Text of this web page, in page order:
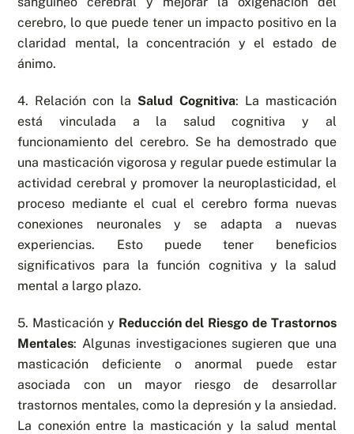
cerebro, lo que puede tener un impacto positivo en la
claridad mental, la concentración y el estado de
ánimo.
4. Relación con la Salud Cognitiva: La masticación
está vinculada a la salud cognitiva y al
funcionamiento del cerebro. Se ha demostrado que
una masticación vigorosa y regular puede estimular la
actividad cerebral y promover la neuroplasticidad, el
proceso mediante el cual el cerebro forma nuevas
conexiones neuronales y se adapta a nuevas
experiencias. Esto puede tener beneficios
significativos para la función cognitiva y la salud
mental a largo plazo.
5. Masticación y Reducción del Riesgo de Trastornos
Mentales: Algunas investigaciones sugieren que una
masticación deficiente o anormal puede estar
asociada con un mayor riesgo de desarrollar
trastornos mentales, como la depresión y la ansiedad.
La conexión entre la masticación y la salud mental